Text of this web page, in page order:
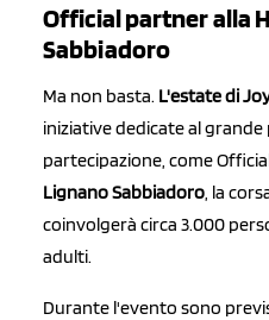
Official partner alla
Sabbiadoro
Ma non basta. L'estate di
iniziative dedicate al
partecipazione, come
Lignano Sabbiadoro, la
coinvolgerà circa 3.000
adulti.
Durante l'evento sono